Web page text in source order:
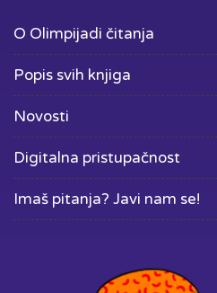
O Olimpijadi čitanja
Popis svih knjiga
Novosti
Digitalna pristupačnost
Imaš pitanja? Javi nam se!